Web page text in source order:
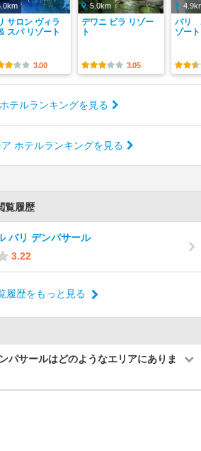
サロン ヴィラ
スパ リゾート
3.00
5.0km
デワニ ビラ リゾー
ト
3.05
バリ
ゾート
テルランキングを見る
ホテルランキングを見る
覧履歴
バリ デンパサール
3.22
履歴をもっと見る
パサールはどのようなエリアにありま